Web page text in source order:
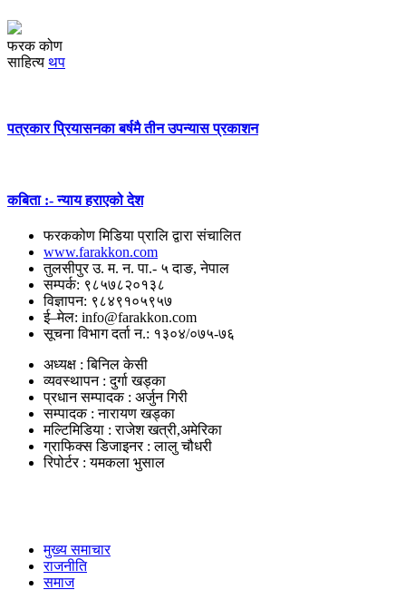
फरक कोण
साहित्य थप
पत्रकार प्रियासनका बर्षमै तीन उपन्यास प्रकाशन
कबिता :- न्याय हराएको देश
फरककोण मिडिया प्रालि द्वारा संचालित
www.farakkon.com
तुलसीपुर उ. म. न. पा.- ५ दाङ, नेपाल
सम्पर्क: ९८५७८२०१३८
विज्ञापन: ९८४९१०५९५७
ई–मेल: info@farakkon.com
सूचना विभाग दर्ता न.: १३०४/०७५-७६
अध्यक्ष : बिनिल केसी
व्यवस्थापन : दुर्गा खड्का
प्रधान सम्पादक : अर्जुन गिरी
सम्पादक : नारायण खड्का
मल्टिमिडिया : राजेश खत्री,अमेरिका
ग्राफिक्स डिजाइनर : लालु चौधरी
रिपोर्टर : यमकला भुसाल
मुख्य समाचार
राजनीति
समाज